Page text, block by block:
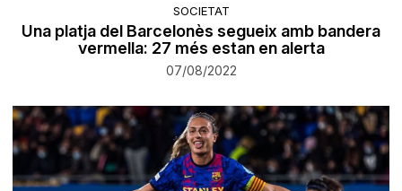
SOCIETAT
Una platja del Barcelonès segueix amb bandera
vermella: 27 més estan en alerta
07/08/2022